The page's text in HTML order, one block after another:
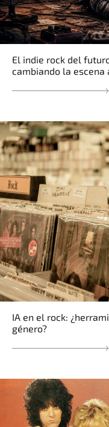
El indie rock del
cambiando la escena
IA en el rock:
género?